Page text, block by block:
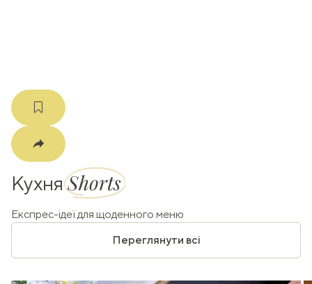
КухняShorts
Експрес-ідеї для щоденного меню
Переглянути всі